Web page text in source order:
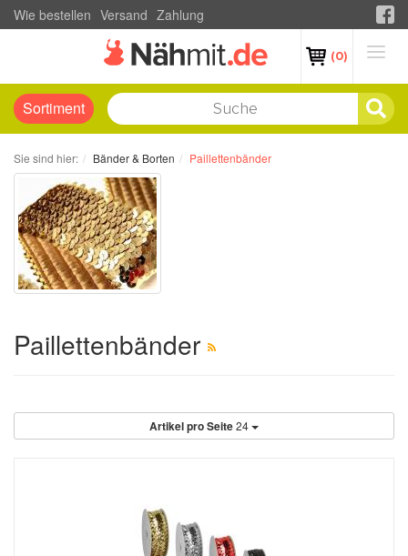
Wie bestellen Versand Zahlung
(0)
Sortiment
Sie sind hier: Bänder & Borten Paillettenbänder
Paillettenbänder
Artikel pro Seite24